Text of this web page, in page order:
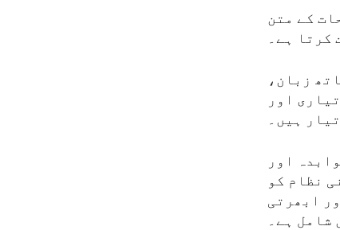
کے متن
کرتا ہے۔
زبان،
اور
ہیں۔
اور
نظام کو
ابھرتی
شامل ہے۔